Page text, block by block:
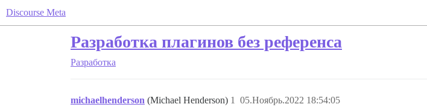
Discourse Meta
Разработка плагинов без референса
Разработка
michaelhenderson (Michael Henderson) 05.Ноябрь.2022 18:54:05
1